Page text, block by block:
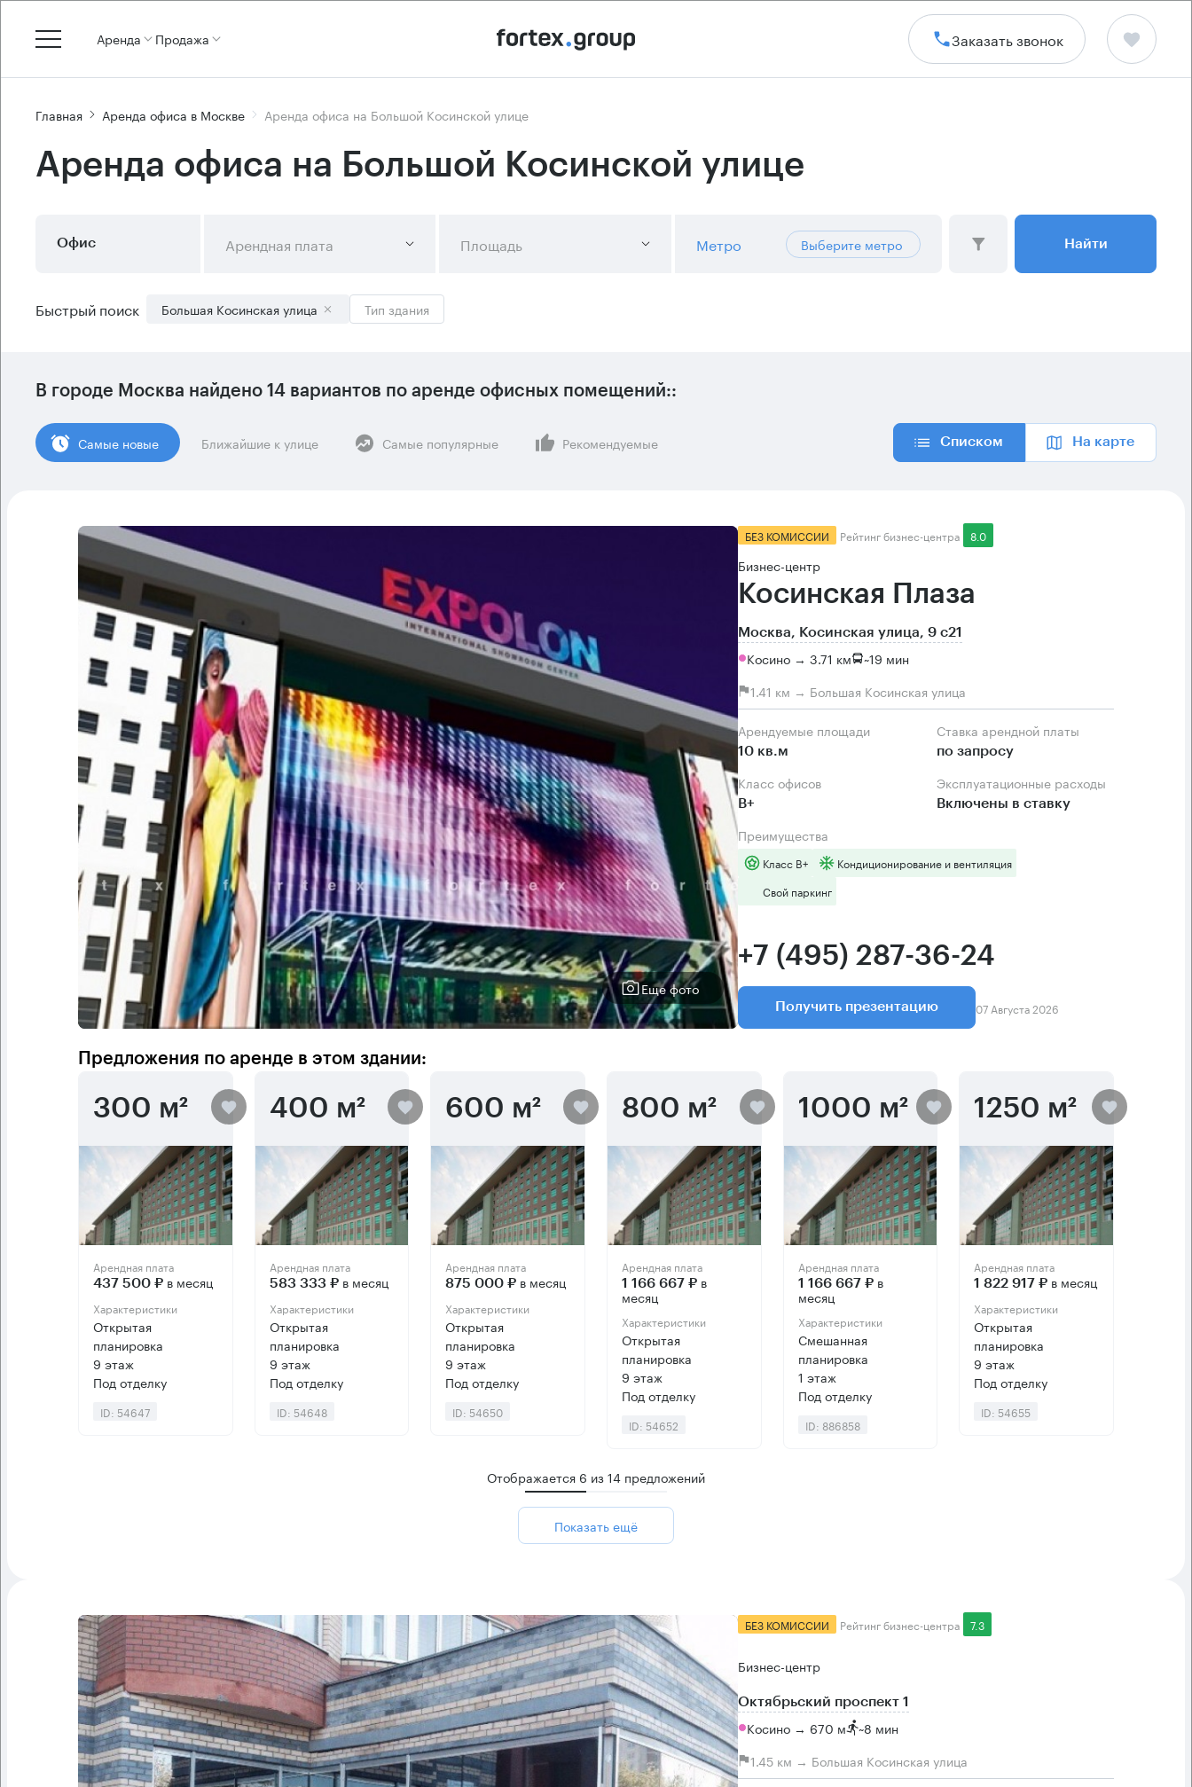
Аренда Продажа Заказать звонок
Главная Аренда офиса в Москве Аренда офиса на Большой Косинской улице
Аренда офиса на Большой Косинской улице
Офис Арендная плата Площадь Метро Выберите метро Найти
Быстрый поиск Большая Косинская улица Тип здания
В городе Москва найдено 14 вариантов по аренде офисных помещений::
Cамые новые Ближайшие к улице Самые популярные Рекомендуемые Списком На карте
Еще фото
БЕЗ КОМИССИИ Рейтинг бизнес-центра 8.0
Бизнес-центр
Косинская Плаза
Москва, Косинская улица, 9 с21
Косино → 3.71 км ~19 мин
1.41 км → Большая Косинская улица
Арендуемые площади
10 кв.м
Ставка арендной платы
по запросу
Класс офисов
B+
Эксплуатационные расходы
Включены в ставку
Преимущества
Класс B+
Кондиционирование и вентиляция
Свой паркинг
+7 (495) 287-36-24
Получить презентацию 07 Августа 2026
Предложения по аренде в этом здании:
300 м²
Арендная плата
437 500 ₽ в месяц
Характеристики
Открытая
планировка
9 этаж
Под отделку
ID: 54647
400 м²
Арендная плата
583 333 ₽в месяц
Характеристики
Открытая
планировка
9 этаж
Под отделку
ID: 54648
600 м²
Арендная плата
875 000 ₽ в месяц
Характеристики
Открытая
планировка
9 этаж
Под отделку
ID: 54650
800 м²
Арендная плата
1 166 667 ₽в
месяц
Характеристики
Открытая
планировка
9 этаж
Под отделку
ID: 54652
1000 м²
Арендная плата
1 166 667 ₽в
месяц
Характеристики
Смешанная
планировка
1 этаж
Под отделку
ID: 886858
1250 м²
Арендная плата
1 822 917 ₽ в месяц
Характеристики
Открытая
планировка
9 этаж
Под отделку
ID: 54655
Отображается 6 из14 предложений
Показать ещё
БЕЗ КОМИССИИ Рейтинг бизнес-центра 7.3
Бизнес-центр
Октябрьский проспект 1
Косино → 670 м ~8 мин
1.45 км → Большая Косинская улица